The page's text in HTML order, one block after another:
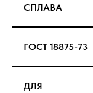
СПЛАВА
ГОСТ 18875-73
ДЛЯ